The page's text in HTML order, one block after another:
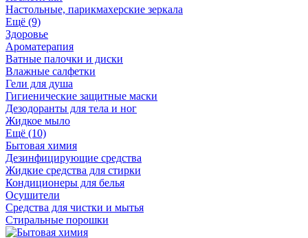
Настольные, парикмахерские зеркала
Ещё (9)
Здоровье
Ароматерапия
Ватные палочки и диски
Влажные салфетки
Гели для душа
Гигиенические защитные маски
Дезодоранты для тела и ног
Жидкое мыло
Ещё (10)
Бытовая химия
Дезинфицирующие средства
Жидкие средства для стирки
Кондиционеры для белья
Осушители
Средства для чистки и мытья
Стиральные порошки